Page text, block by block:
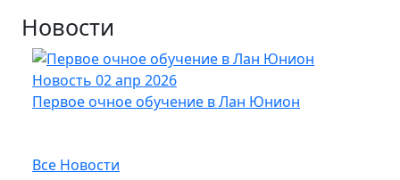
Новости
Новость 02 апр 2026
Первое очное обучение в Лан Юнион
Все Новости